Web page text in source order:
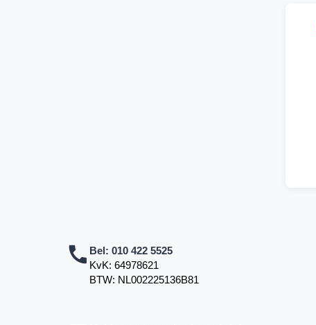
Bel: 010 422 5525
KvK: 64978621
BTW: NL002225136B81